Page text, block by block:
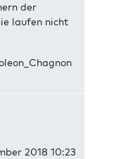
der
laufen nicht
2018 10:23